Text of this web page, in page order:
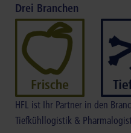
Drei Branchen
HFL ist Ihr Partner in den
Tiefkühllogistik &